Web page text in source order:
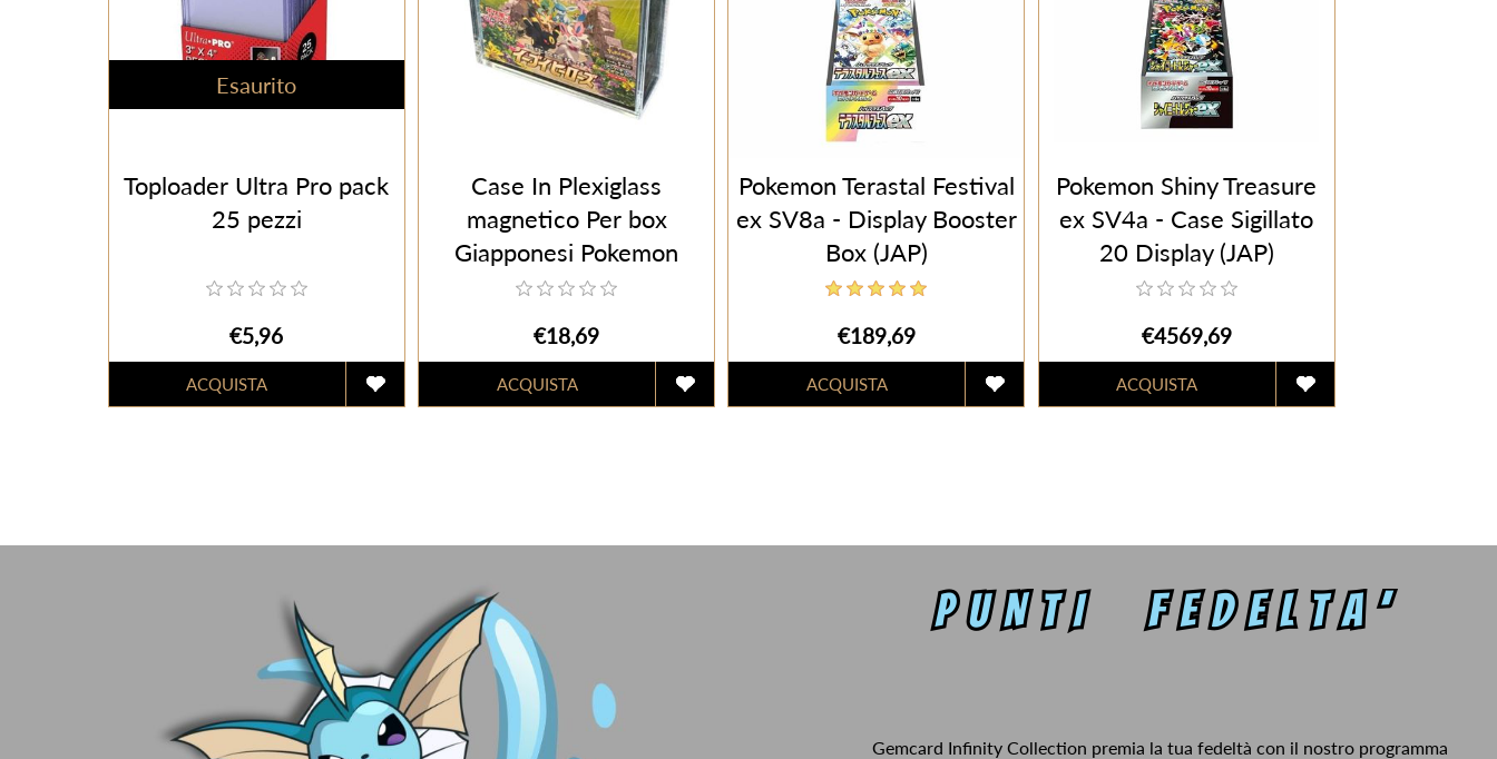
Esaurito
Toploader Ultra Pro pack
25 pezzi
€5,96
Case In Plexiglass
magnetico Per box
Giapponesi Pokemon
€18,69
Pokemon Terastal Festival
ex SV8a - Display Booster
Box (JAP)
€189,69
Pokemon Shiny Treasure
ex SV4a - Case Sigillato
20 Display (JAP)
€4569,69
Gemcard Infinity Collection premia la tua fedeltà con il nostro programma